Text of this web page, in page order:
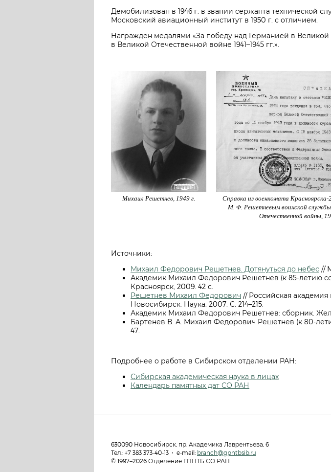
Демобилизован в 1946 г. в звании сержанта технической
Московский авиационный институт в 1950 г. с отличием.
Награжден медалями «За победу над Германией в Великой
в Великой Отечественной войне 1941–1945 гг.».
Михаил Решетнев, 1949 г.
Справка из военкомата
М. Ф. Решетневым воинской службы
Отечественной войны,
Источники:
Михаил Федорович Решетнев. Дотянуться до небес //
Академик Михаил Федорович Решетнев (к 85-летию
Красноярск, 2009. 42 с.
Решетнев Михаил Федорович // Российская
Новосибирск: Наука, 2007. С. 214–215.
Академик Михаил Федорович Решетнев: сборник.
Бартенев В. А. Михаил Федорович Решетнев (к 80-
47.
Подробнее о работе в Сибирском отделении РАН:
Сибирская академическая наука в лицах
Календарь памятных дат СО РАН
630090 Новосибирск, пр. Академика Лаврентьева, 6
Тел.: +7 383 373-40-13 • e-mail: branch@gpntbsib.ru
© 1997–2026 Отделение ГПНТБ СО РАН